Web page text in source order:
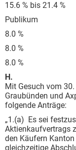
15.6 % bis 21.4 %
Publikum
8.0 %
8.0 %
8.0 %
H.
Mit Gesuch vom
Graubünden und
folgende Anträge:
„1.(a) Es sei
Aktienkaufvertrags
den Käufern
gleichzeitige